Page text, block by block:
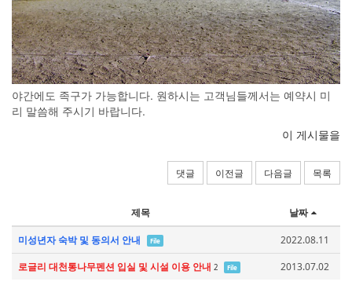
야간에도 족구가 가능합니다. 원하시는 고객님들께서는 예약시 미
리 말씀해 주시기 바랍니다.
이 게시물을
댓글 이전글 다음글 목록
제목 날짜
미성년자 숙박 및 동의서 안내 File
2022.08.11
로글리 대천통나무펜션 입실 및 시설 이용 안내 2 File 2013.07.02